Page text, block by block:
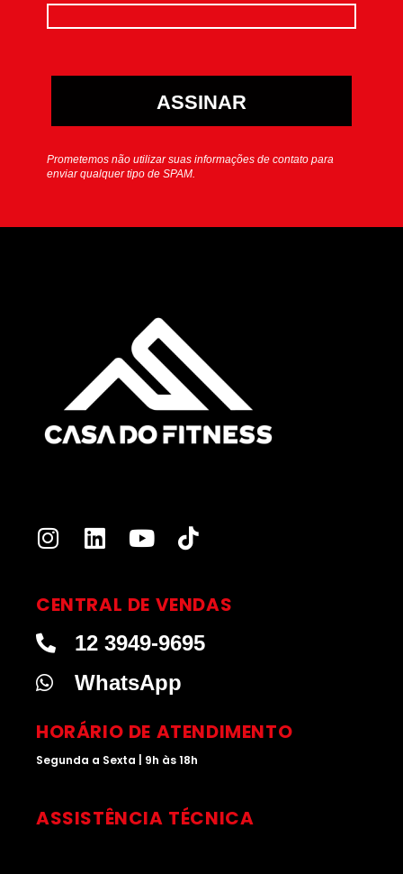
ASSINAR
Prometemos não utilizar suas informações de contato para
enviar qualquer tipo de SPAM.
I
t
g
r
a
m
L
k
e
d
i
n
Y
t
u
b
e
T
i
t
o
k
CENTRAL DE VENDAS
12 3949-9695
WhatsApp
HORÁRIO DE ATENDIMENTO
Segunda a Sexta | 9h às 18h
ASSISTÊNCIA TÉCNICA